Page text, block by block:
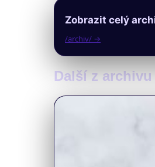
Zobrazit celý
/archiv/ →
Další z